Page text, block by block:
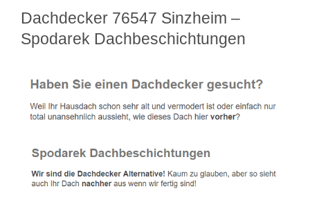
Dachdecker 76547 Sinzheim –
Spodarek Dachbeschichtungen